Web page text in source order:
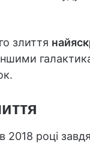
злиття
2018 році